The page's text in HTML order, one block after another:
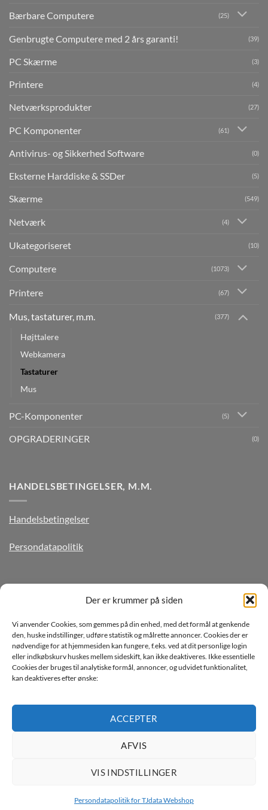
Der er krummer på siden
Vi anvender Cookies, som gemmes på din enhed, med det formål at genkende
den, huske indstillinger, udføre statistik og målrette annoncer. Cookies der er
nødvendige for at hjemmesiden kan fungere, f.eks. ved at dit personlige login
eller indkøbskurv huskes mellem sideskift, kan ikke deaktiveres. Ikke essentielle
Cookies der bruges til analytiske formål, annoncer, og udvidet funktionalitet,
kan deaktiveres efter ønske:
ACCEPTER
AFVIS
VIS INDSTILLINGER
Persondatapolitik for TJdata Webshop
Bærbare Computere (25)
Genbrugte Computere med 2 års garanti! (39)
PC Skærme (3)
Printere (4)
Netværksprodukter (27)
PC Komponenter (61)
Antivirus- og Sikkerhed Software (0)
Eksterne Harddiske & SSDer (5)
Skærme (549)
Netværk (4)
Ukategoriseret (10)
Computere (1073)
Printere (67)
Mus, tastaturer, m.m. (377)
Højttalere
Webkamera
Tastaturer
Mus
PC-Komponenter (5)
OPGRADERINGER (0)
HANDELSBETINGELSER, M.M.
Handelsbetingelser
Persondatapolitik
Læs vores Persondatapolitik
Copyright 2026 ©TJdata ApS